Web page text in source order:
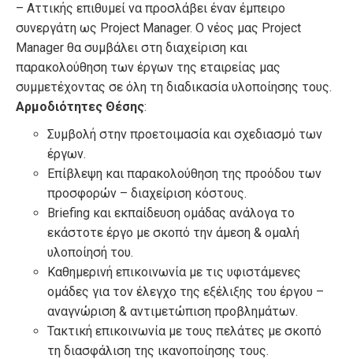
– Αττικής επιθυμεί να προσλάβει έναν έμπειρο
συνεργάτη ως Project Manager. Ο νέος μας Project
Manager θα συμβάλει στη διαχείριση και
παρακολούθηση των έργων της εταιρείας μας
συμμετέχοντας σε όλη τη διαδικασία υλοποίησης τους.
Αρμοδιότητες Θέσης:
Συμβολή στην προετοιμασία και σχεδιασμό των
έργων.
Επίβλεψη και παρακολούθηση της προόδου των
προσφορών – διαχείριση κόστους.
Briefing και εκπαίδευση ομάδας ανάλογα το
εκάστοτε έργο με σκοπό την άμεση & ομαλή
υλοποίησή του.
Καθημερινή επικοινωνία με τις υφιστάμενες
ομάδες για τον έλεγχο της εξέλιξης του έργου –
αναγνώριση & αντιμετώπιση προβλημάτων.
Τακτική επικοινωνία με τους πελάτες με σκοπό
τη διασφάλιση της ικανοποίησης τους.